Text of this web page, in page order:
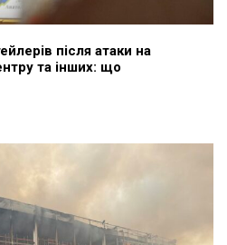
після атаки на
та інших: що